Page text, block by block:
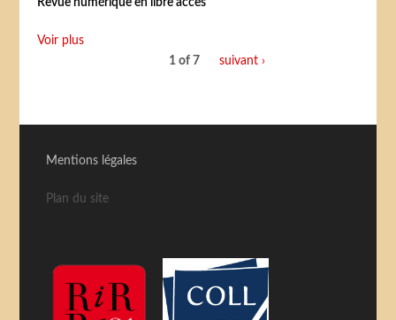
Revue numérique en libre accès
Voir plus
1 of 7
suivant ›
Mentions légales
Plan du site